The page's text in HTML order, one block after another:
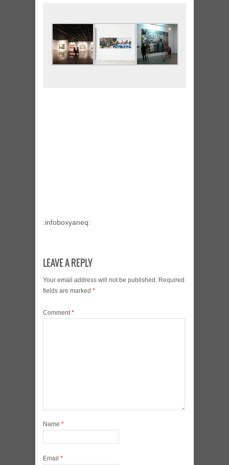
:infoboxyaneq:
LEAVE A REPLY
Your email address will not be published. Required
fields are marked *
Comment*
Name *
Email *